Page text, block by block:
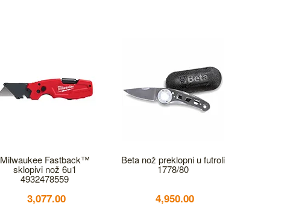
Milwaukee Fastback™
sklopivi nož 6u1
4932478559
3,077.00
Beta nož preklopni u futroli
1778/80
4,950.00